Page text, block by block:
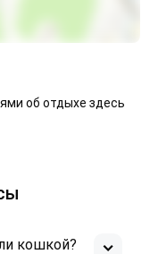
об отдыхе здесь
кошкой?